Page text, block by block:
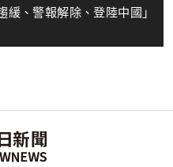
、警報解除、登陸中國」